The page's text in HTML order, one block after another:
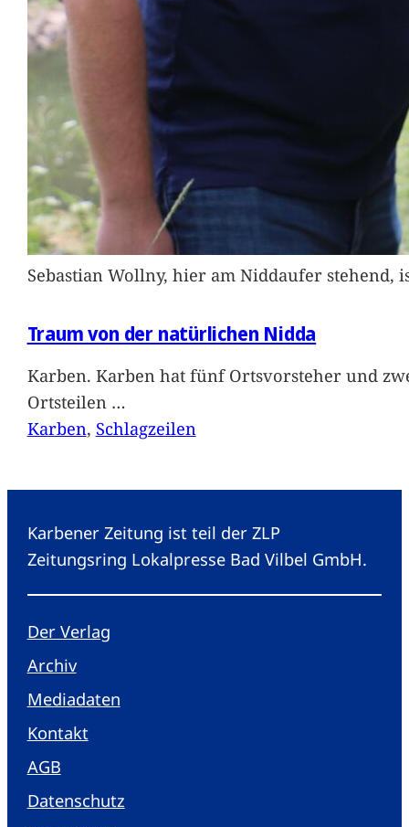
Sebastian Wollny, hier am Niddaufer
Traum von der natürlichen Nidda
Karben. Karben hat fünf Ortsvorsteher und
Ortsteilen …
Karben, Schlagzeilen
Karbener Zeitung ist teil der ZLP
Zeitungsring Lokalpresse Bad Vilbel GmbH.
Der Verlag
Archiv
Mediadaten
Kontakt
AGB
Datenschutz